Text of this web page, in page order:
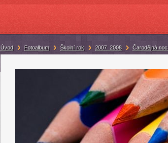
Úvod Fotoalbum Školní rok 2007_2008 Čarodějná